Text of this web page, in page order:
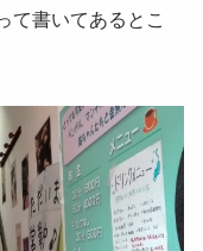
て書いてあるとこ